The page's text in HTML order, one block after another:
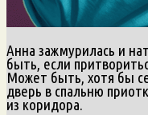
Анна зажмурилась и
быть, если
Может быть, хотя бы
дверь в спальню
из коридора.